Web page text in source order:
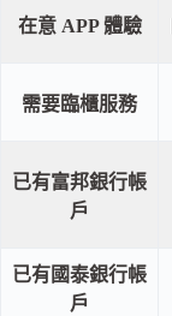
在意 APP 體驗
需要臨櫃服務
已有富邦銀行帳
戶
已有國泰銀行帳
戶